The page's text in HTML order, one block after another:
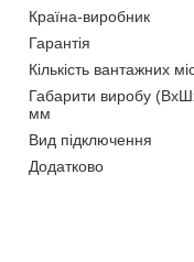
Країна-виробник
Гарантія
Кількість вантажних
Габарити виробу
мм
Вид підключення
Додатково